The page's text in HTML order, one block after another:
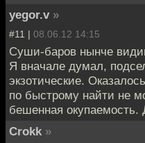
yegor.v »
#11 | 08.06.12 14:15
Суши-баров нынче
Я вначале думал,
экзотические.
по быстрому найти не
бешенная окупаемость.
Crokk »